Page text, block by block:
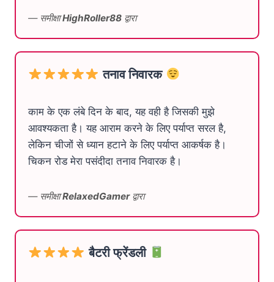
— समीक्षाHighRoller88 द्वारा
तनाव निवारक
काम के एक लंबे दिन के बाद, यह वही है जिसकी मुझे
आवश्यकता है। यह आराम करने के लिए पर्याप्त सरल है,
लेकिन चीजों से ध्यान हटाने के लिए पर्याप्त आकर्षक है।
चिकन रोड मेरा पसंदीदा तनाव निवारक है।
— समीक्षाRelaxedGamerद्वारा
बैटरी फ्रेंडली